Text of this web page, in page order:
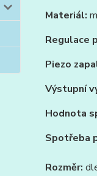
Materiál:
Regulace
Piezo
Výstupní
Hodnota
Spotřeba
Rozměr: